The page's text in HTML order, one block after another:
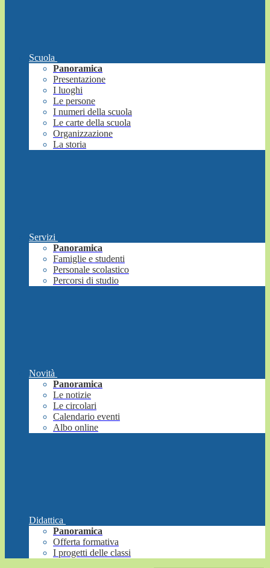
Scuola
Panoramica
Presentazione
I luoghi
Le persone
I numeri della scuola
Le carte della scuola
Organizzazione
La storia
Servizi
Panoramica
Famiglie e studenti
Personale scolastico
Percorsi di studio
Novità
Panoramica
Le notizie
Le circolari
Calendario eventi
Albo online
Didattica
Panoramica
Offerta formativa
I progetti delle classi